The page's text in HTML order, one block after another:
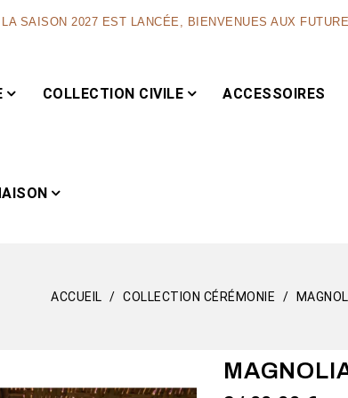
LA SAISON 2027 EST LANCÉE, BIENVENUES AUX
COLLECTION CIVILE ACCESSOIRES
ACCUEIL COLLECTION CÉRÉMONIE